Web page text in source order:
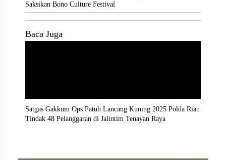
Saksikan Bono Culture Festival
Baca Juga
Satgas Gakkum Ops Patuh Lancang Kuning 2025 Polda Riau
Tindak 48 Pelanggaran di Jalintim Tenayan Raya